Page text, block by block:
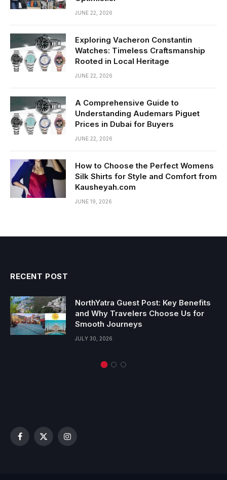
JUNE 22, 2026
Exploring Vacheron Constantin
Watches: Timeless Craftsmanship
Rooted in Local Heritage
JUNE 22, 2026
A Comprehensive Guide to
Understanding Audemars Piguet
Prices in Dubai for Buyers
JUNE 22, 2026
How to Choose the Perfect Womens
Silk Shirts for Style and Comfort from
Kausheyah.com
JUNE 19, 2026
RECENT POST
NorthYatra Guest Post: Key Benefits
and Why Travelers Choose Us for
Smooth Journeys
JULY 30, 2026
Facebook
X
Instagram